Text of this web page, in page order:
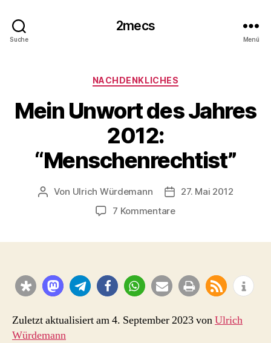
Suche
2mecs
Menü
Kategorien
NACHDENKLICHES
Mein Unwort des Jahres
2012:
“Menschenrechtist”
Beitragsautor
Von Ulrich Würdemann Beitragsdatum
27. Mai 2012
7 Kommentarezu
2012:
“Menschenrechtist”
Zuletzt aktualisiert am 4. September 2023 vonUlrich
Würdemann